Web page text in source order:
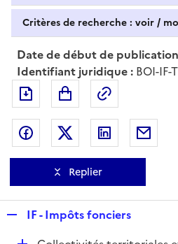
Critères de recherche : voir /
Date de début de
Identifiant juridique : BOI-IF-
Exporter le document au
Partager sur Facebook
Partager sur Twitter
Partager
Replier
IF - Impôts fonciers